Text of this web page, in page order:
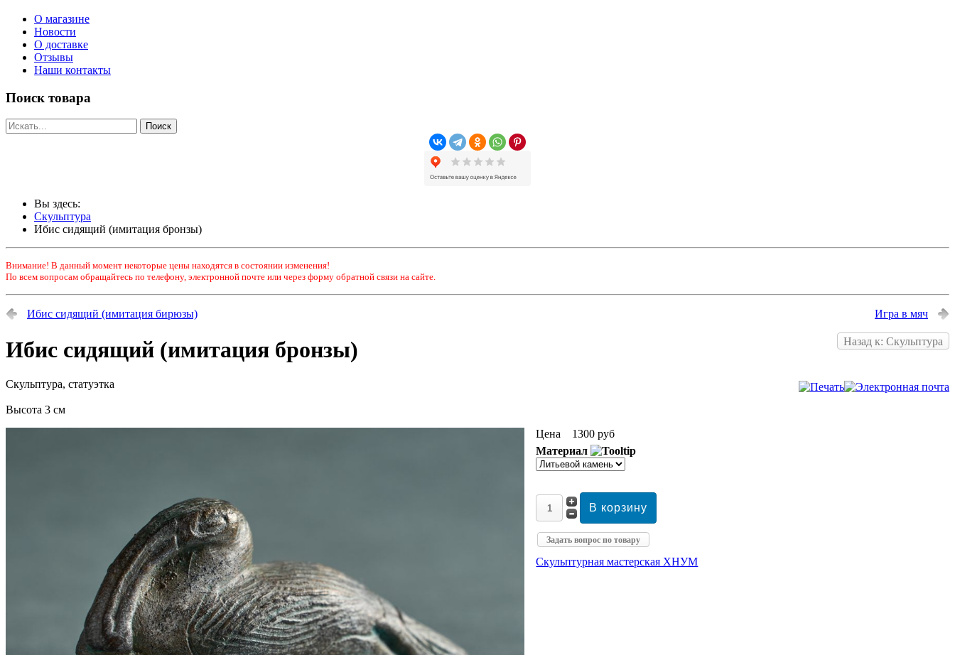
О магазине
Новости
О доставке
Отзывы
Наши контакты
Поиск товара
Вы здесь:
Скульптура
Ибис сидящий (имитация бронзы)
Внимание! В данный момент некоторые цены находятся в состоянии изменения!
По всем вопросам обращайтесь по телефону, электронной почте или через форму обратной связи на сайте.
Ибис сидящий (имитация бирюзы) Игра в мяч
Назад к: Скульптура
Ибис сидящий (имитация бронзы)
Скульптура, статуэтка
Высота 3 см
Цена
1300 руб
Материал
Задать вопрос по товару
Скульптурная мастерская ХНУМ